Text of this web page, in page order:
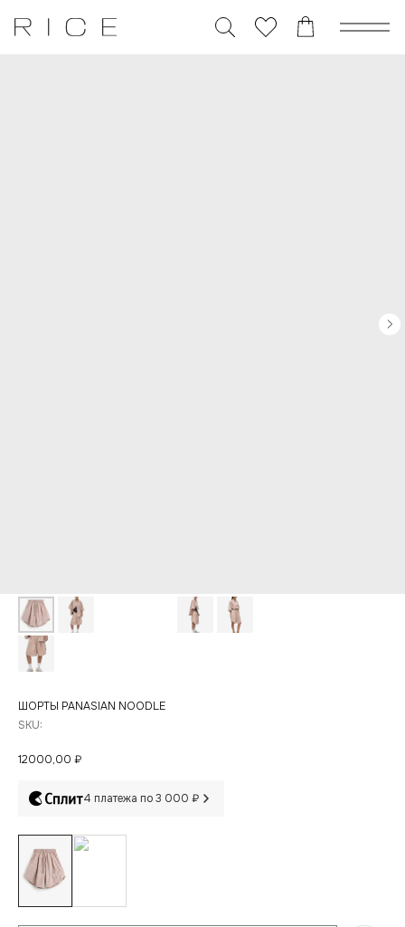
ШОРТЫ PANASIAN NOODLE
SKU:
12000,00 ₽
4 платежа по 3 000 ₽